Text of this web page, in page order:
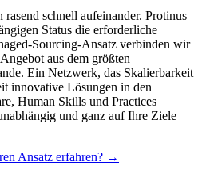
schnell aufeinander. Protinus
Status die erforderliche
Sourcing-Ansatz verbinden wir
aus dem größten
Ein Netzwerk, das Skalierbarkeit
innovative Lösungen in den
Human Skills und Practices
und ganz auf Ihre Ziele
Ansatz erfahren? →